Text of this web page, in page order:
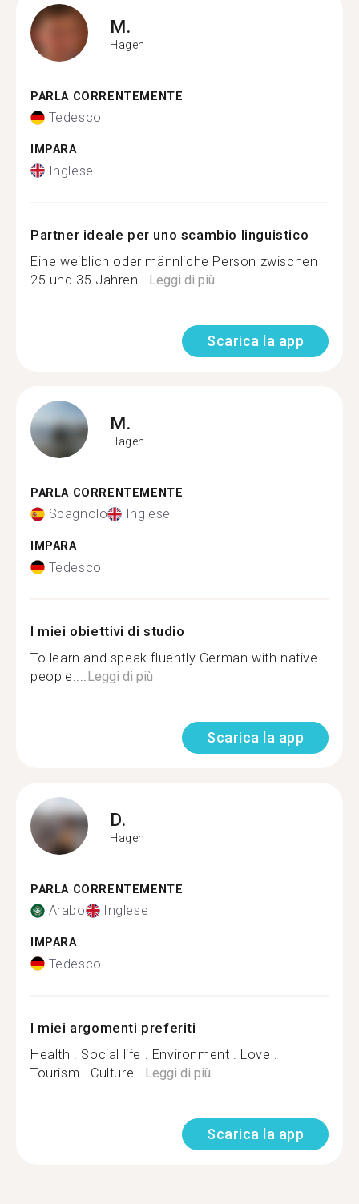
M.
Hagen
PARLA CORRENTEMENTE
Tedesco
IMPARA
Inglese
Partner ideale per uno scambio linguistico
Eine weiblich oder männliche Person zwischen
25 und 35 Jahren... Leggi di più
Scarica la app
M.
Hagen
PARLA CORRENTEMENTE
Spagnolo Inglese
IMPARA
Tedesco
I miei obiettivi di studio
To learn and speak fluently German with native
people.... Leggi di più
Scarica la app
D.
Hagen
PARLA CORRENTEMENTE
Arabo Inglese
IMPARA
Tedesco
I miei argomenti preferiti
Health . Social life . Environment . Love .
Tourism . Culture... Leggi di più
Scarica la app